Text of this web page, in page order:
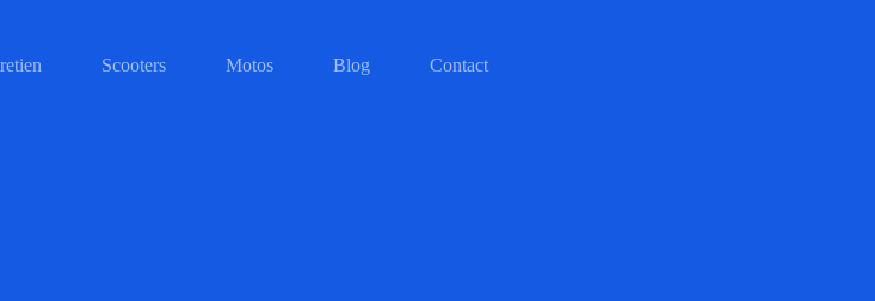
Scooters Motos Blog Contact